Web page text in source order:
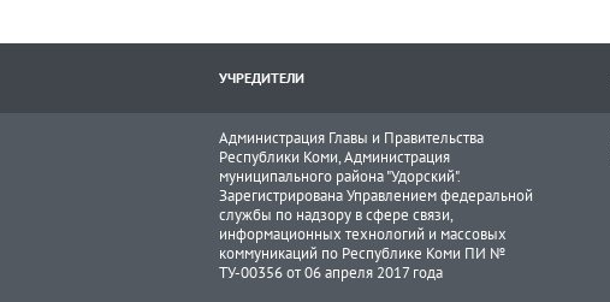
УЧРЕДИТЕЛИ
Администрация Главы и Правительства
Республики Коми, Администрация
муниципального района "Удорский".
Зарегистрирована Управлением федеральной
службы по надзору в сфере связи,
информационных технологий и массовых
коммуникаций по Республике Коми ПИ №
ТУ-00356 от 06 апреля 2017 года